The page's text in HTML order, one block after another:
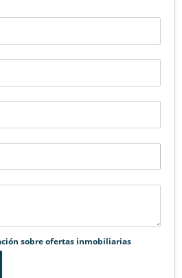
sobre ofertas inmobiliarias